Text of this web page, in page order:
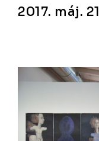
2017. máj.